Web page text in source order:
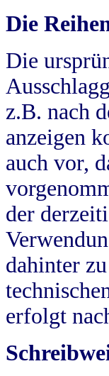
Die
Die
z.B. nach
anzeigen
auch vor,
der
dahinter
erfolgt